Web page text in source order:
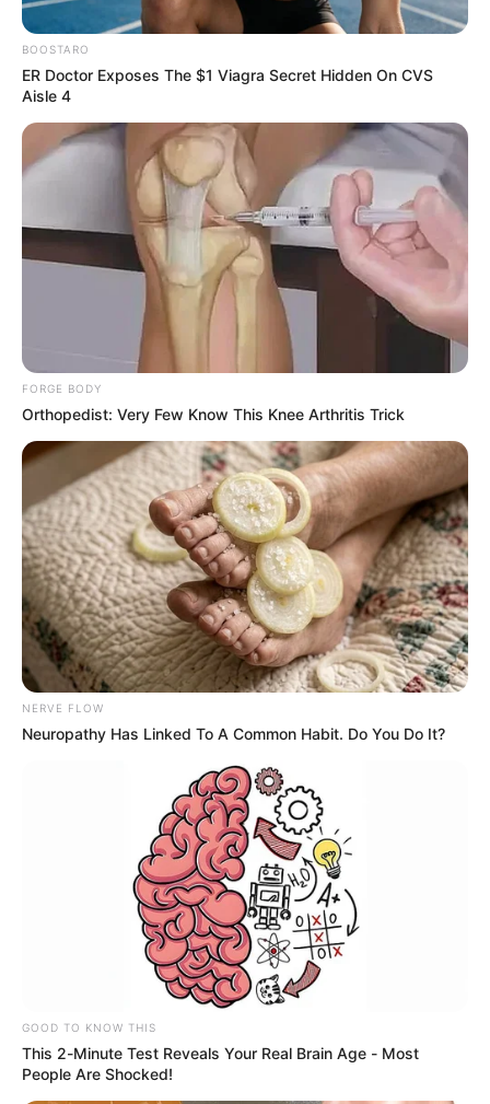
VENEZUELA
"Es muy difícil no ponerse en los
zapatos de las personas afectadas": el
relato de un rescatista ibaguereño en
Venezuela
TERREMOTO
Así es la heroica labor de
colombianos en
alguien es un bálsamo"
TRAGEDIA
Emergencia en Girón:
senderista falleció luego
de caer en el Cañón de las
Iguanas
confirmarse la muerte de
Mayra Carvajal, mamá del
niño que sí alcanzó a ser
salvado de escombros en
Venezuela
CALDAS
Dos mineros murieron
sepultados por el colapso
BOOSTARO
ER Doctor Exposes The $1 Viagra Secret Hidden On CVS
Aisle 4
FORGE BODY
Orthopedist: Very Few Know This Knee Arthritis Trick
NERVE FLOW
Neuropathy Has Linked To A Common Habit. Do You Do It?
GOOD TO KNOW THIS
This 2-Minute Test Reveals Your Real Brain Age - Most
People Are Shocked!